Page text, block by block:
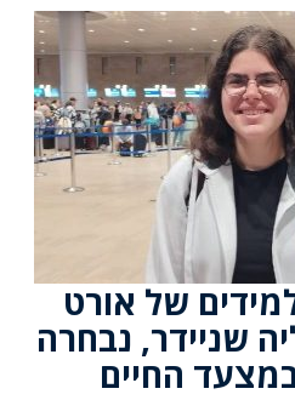
של אורט
שניידר, נבחרה
החיים